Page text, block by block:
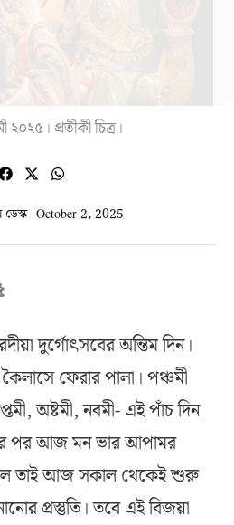
২০২৫। প্রতীকী চিত্র।
ডেস্ক October 2, 2025
দুর্গোৎসবের অন্তিম দিন।
ফেরার পালা। পঞ্চমী
অষ্টমী, নবমী- এই পাঁচ দিন
পর আজ মন ভার আপামর
তাই আজ সকাল থেকেই শুরু
প্রস্তুতি। তবে এই বিজয়া